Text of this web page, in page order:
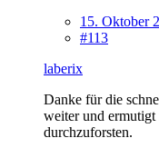
15. Oktober
#113
laberix
Danke für die
weiter und ermutigt
durchzuforsten.